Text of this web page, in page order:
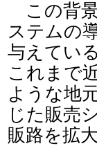
この背
ステムの
与えてい
これまで
ような地
じた販売
販路を拡